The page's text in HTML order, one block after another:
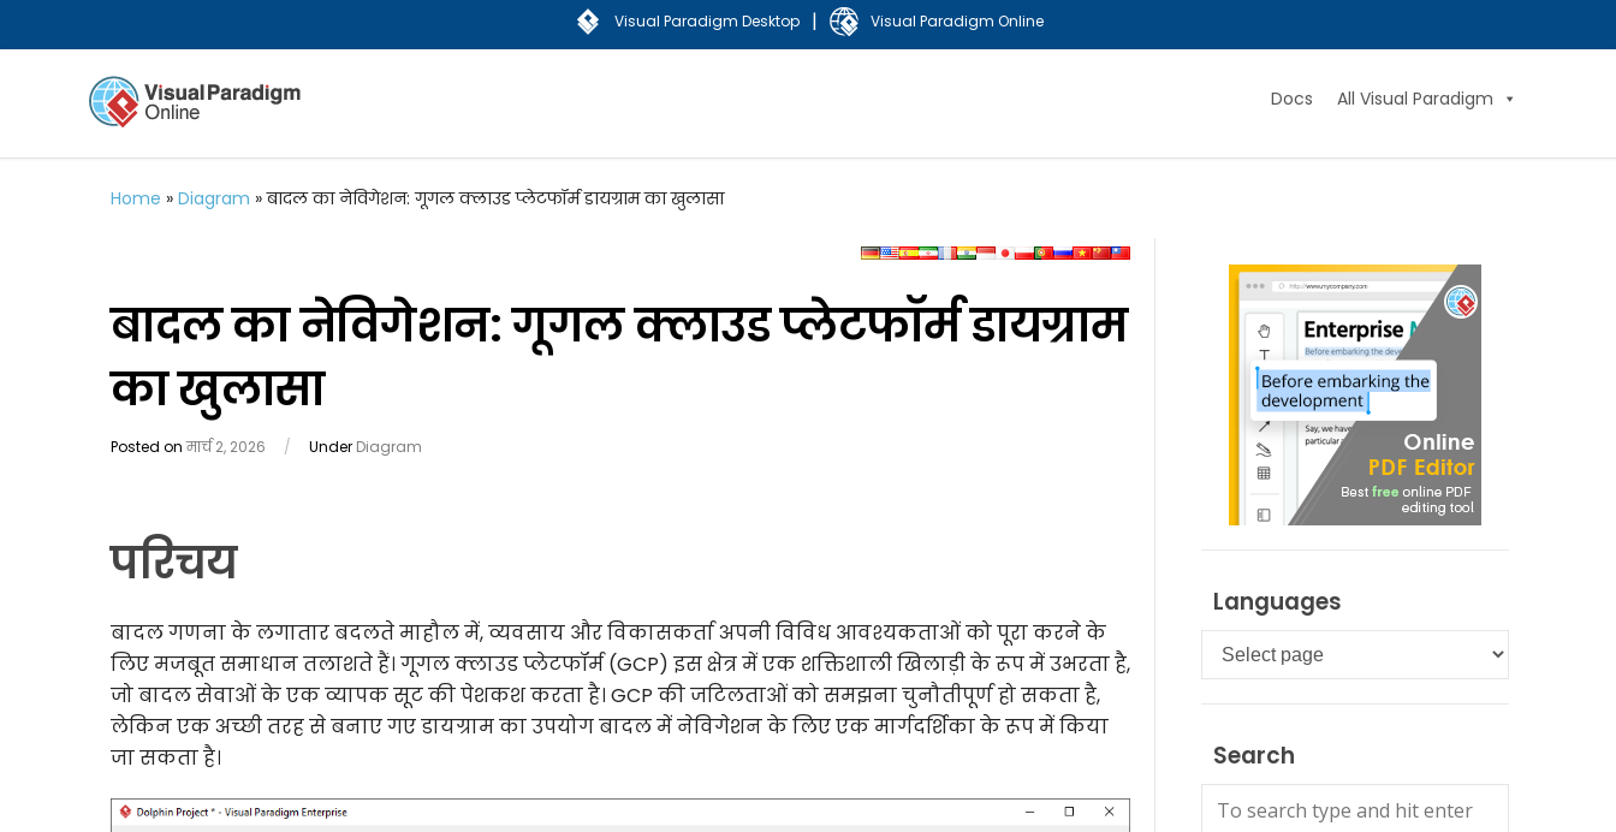
Visual Paradigm Desktop | Visual Paradigm Online
Docs All Visual Paradigm
Home » Diagram »बादल का नेविगेशन: गूगल क्लाउड प्लेटफॉर्म डायग्राम का खुलासा
बादल का नेविगेशन: गूगल क्लाउड प्लेटफॉर्म डायग्राम
का खुलासा
Posted onमार्च 2, 2026 / Under Diagram
परिचय
बादल गणना के लगातार बदलते माहौल में, व्यवसाय और विकासकर्ता अपनी विविध आवश्यकताओं को पूरा करने के
लिए मजबूत समाधान तलाशते हैं। गूगल क्लाउड प्लेटफॉर्म (GCP) इस क्षेत्र में एक शक्तिशाली खिलाड़ी के रूप में उभरता है,
जो बादल सेवाओं के एक व्यापक सूट की पेशकश करता है। GCP की जटिलताओं को समझना चुनौतीपूर्ण हो सकता है,
लेकिन एक अच्छी तरह से बनाए गए डायग्राम का उपयोग बादल में नेविगेशन के लिए एक मार्गदर्शिका के रूप में किया
जा सकता है।
Languages
Languages
Search